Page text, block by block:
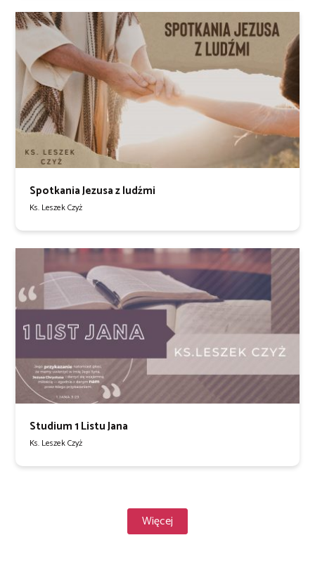
Spotkania Jezusa z ludźmi
Ks. Leszek Czyż
Studium 1 Listu Jana
Ks. Leszek Czyż
Więcej